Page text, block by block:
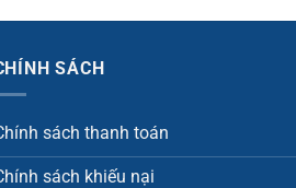
SÁCH
sách thanh toán
sách khiếu nại